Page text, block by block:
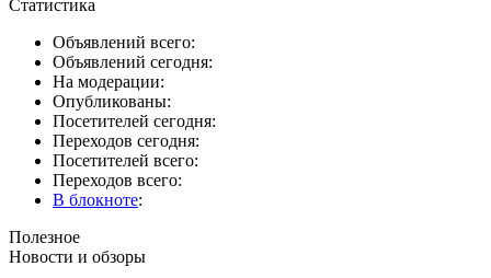
Статистика
Объявлений всего:
Объявлений сегодня:
На модерации:
Опубликованы:
Посетителей сегодня:
Переходов сегодня:
Посетителей всего:
Переходов всего:
В блокноте:
Полезное
Новости и обзоры